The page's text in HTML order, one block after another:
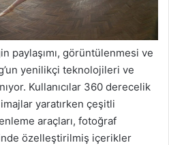
paylaşımı, görüntülenmesi ve
yenilikçi teknolojileri ve
Kullanıcılar 360 derecelik
yaratırken çeşitli
araçları, fotoğraf
özelleştirilmiş içerikler